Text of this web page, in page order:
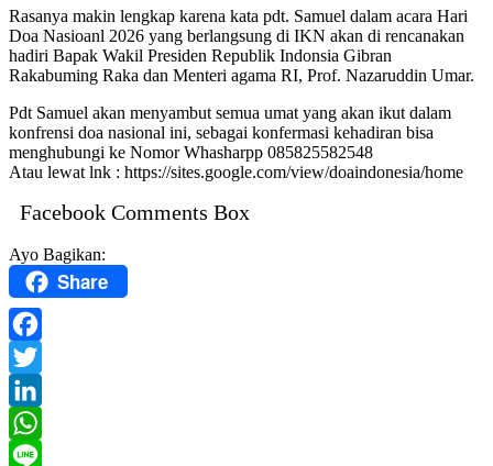
Rasanya makin lengkap karena kata pdt. Samuel dalam acara Hari
Doa Nasioanl 2026 yang berlangsung di IKN akan di rencanakan
hadiri Bapak Wakil Presiden Republik Indonsia Gibran
Rakabuming Raka dan Menteri agama RI, Prof. Nazaruddin Umar.
Pdt Samuel akan menyambut semua umat yang akan ikut dalam
konfrensi doa nasional ini, sebagai konfermasi kehadiran bisa
menghubungi ke Nomor Whasharpp 085825582548
Atau lewat lnk : https://sites.google.com/view/doaindonesia/home
Facebook Comments Box
Ayo Bagikan:
Share
Facebook
Twitter
LinkedIn
WhatsApp